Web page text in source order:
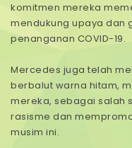
komitmen mereka
mendukung upaya dan
penanganan COVID-19.
Mercedes juga telah
berbalut warna hitam,
mereka, sebagai salah
rasisme dan
musim ini.